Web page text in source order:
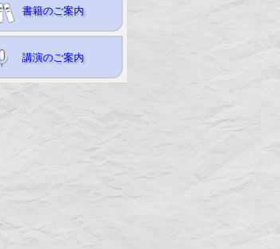
書籍のご案内
講演のご案内